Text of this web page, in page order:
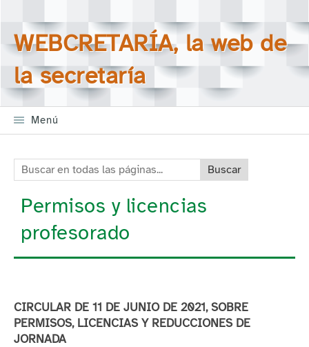
Saltar la navegación
Buscar en todas las
páginas
WEBCRETARÍA, la web de
la secretaría
Menú
Buscar en todas las páginas:
Permisos y licencias
profesorado
CIRCULAR DE 11 DE JUNIO DE 2021, SOBRE
PERMISOS, LICENCIAS Y REDUCCIONES DE
JORNADA